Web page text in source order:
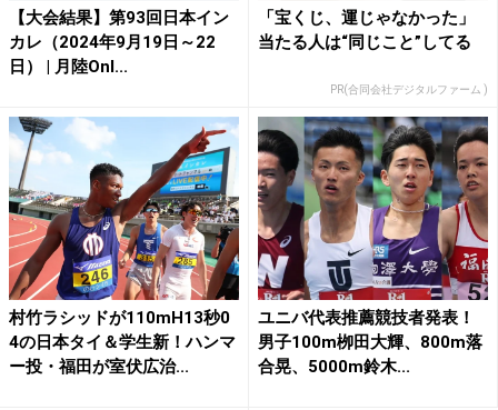
【大会結果】第93回日本イン
カレ（2024年9月19日～22
日） | 月陸Onl...
「宝くじ、運じゃなかった」
当たる人は“同じこと”してる
PR(合同会社デジタルファーム )
村竹ラシッドが110mH13秒0
4の日本タイ＆学生新！ハンマ
ー投・福田が室伏広治...
ユニバ代表推薦競技者発表！
男子100m栁田大輝、800m落
合晃、5000m鈴木...